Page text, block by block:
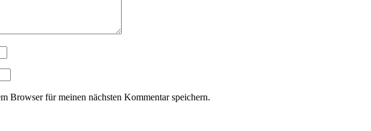
Browser für meinen nächsten Kommentar speichern.